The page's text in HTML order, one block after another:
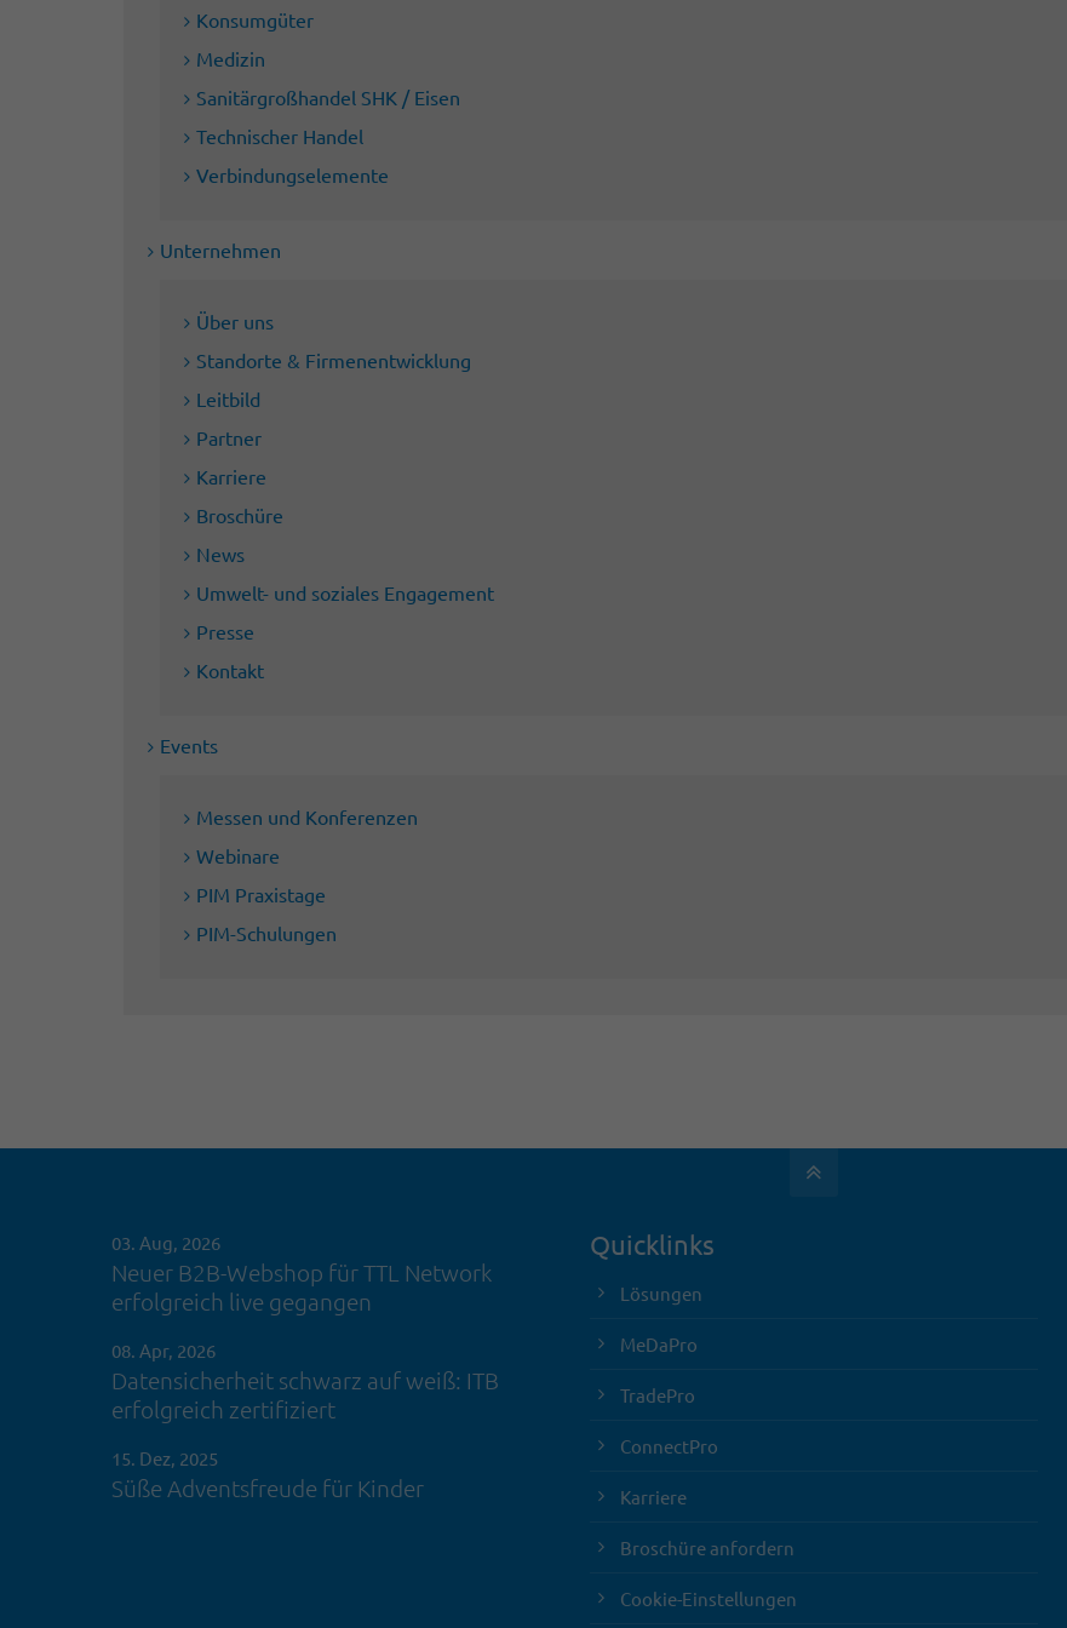
Konsumgüter
Medizin
Sanitärgroßhandel SHK / Eisen
Technischer Handel
Verbindungselemente
Unternehmen
Über uns
Standorte & Firmenentwicklung
Leitbild
Partner
Karriere
Broschüre
News
Umwelt- und soziales Engagement
Presse
Kontakt
Events
Messen und Konferenzen
Webinare
PIM Praxistage
PIM-Schulungen
03. Aug, 2026
Neuer B2B-Webshop für TTL Network
erfolgreich live gegangen
08. Apr, 2026
Datensicherheit schwarz auf weiß: ITB
erfolgreich zertifiziert
15. Dez, 2025
Süße Adventsfreude für Kinder
Quicklinks
Lösungen
MeDaPro
TradePro
ConnectPro
Karriere
Broschüre anfordern
Cookie-Einstellungen